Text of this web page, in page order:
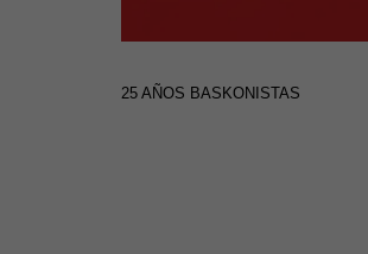
25 AÑOS BASKONISTAS